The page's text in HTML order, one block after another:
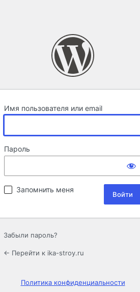
Имя пользователя или email
Пароль
Запомнить меня
Забыли пароль?
← Перейти к ika-stroy.ru
Политика конфиденциальности